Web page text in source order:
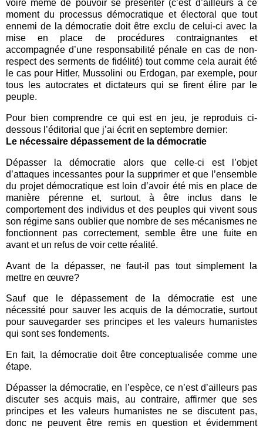
voire même de pouvoir se présenter (c’est d’ailleurs à ce
moment du processus démocratique et électoral que tout
ennemi de la démocratie doit être exclu de celui-ci avec la
mise en place de procédures contraignantes et
accompagnée d’une responsabilité pénale en cas de non-
respect des serments de fidélité) tout comme cela aurait été
le cas pour Hitler, Mussolini ou Erdogan, par exemple, pour
tous les autocrates et dictateurs qui se firent élire par le
peuple.
Pour bien comprendre ce qui est en jeu, je reproduis ci-
dessous l’éditorial que j’ai écrit en septembre dernier:
Le nécessaire dépassement de la démocratie
Dépasser la démocratie alors que celle-ci est l’objet
d’attaques incessantes pour la supprimer et que l’ensemble
du projet démocratique est loin d’avoir été mis en place de
manière pérenne et, surtout, à être inclus dans le
comportement des individus et des peuples qui vivent sous
son régime sans oublier que nombre de ses mécanismes ne
fonctionnent pas correctement, semble être une fuite en
avant et un refus de voir cette réalité.
Avant de la dépasser, ne faut-il pas tout simplement la
mettre en œuvre?
Sauf que le dépassement de la démocratie est une
nécessité pour sauver les acquis de la démocratie, surtout
pour sauvegarder ses principes et les valeurs humanistes
qui sont ses fondements.
En fait, la démocratie doit être conceptualisée comme une
étape.
Dépasser la démocratie, en l’espèce, ce n’est d’ailleurs pas
discuter ses acquis mais, au contraire, affirmer que ses
principes et les valeurs humanistes ne se discutent pas,
donc ne peuvent être remis en question et évidemment